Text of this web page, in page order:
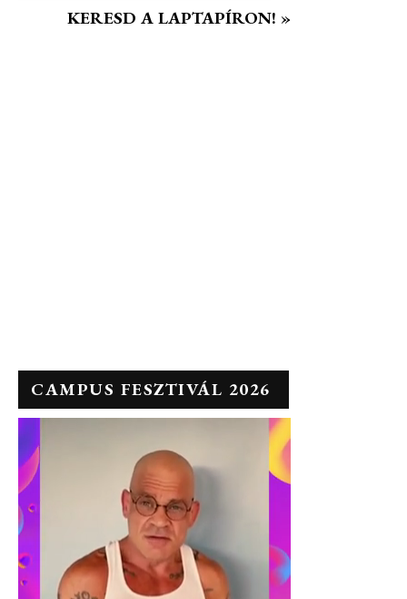
KERESD A LAPTAPÍRON! »
CAMPUS FESZTIVÁL 2026